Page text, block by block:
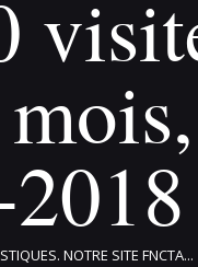
NOTRE SITE FNCTA...